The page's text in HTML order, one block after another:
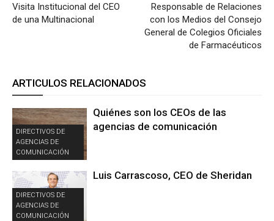
Visita Institucional del CEO
de una Multinacional
Responsable de Relaciones
con los Medios del Consejo
General de Colegios Oficiales
de Farmacéuticos
ARTICULOS RELACIONADOS
DIRECTIVOS DE
AGENCIAS DE
COMUNICACIÓN
Quiénes son los CEOs de las
agencias de comunicación
DIRECTIVOS DE
AGENCIAS DE
COMUNICACIÓN
Luis Carrascoso, CEO de Sheridan